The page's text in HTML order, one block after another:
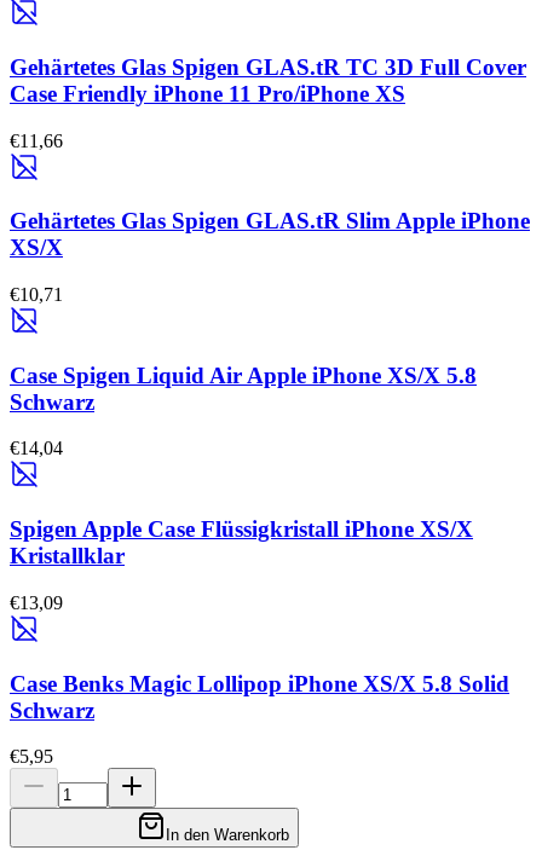
Gehärtetes Glas Spigen GLAS.tR TC 3D Full Cover
Case Friendly iPhone 11 Pro/iPhone XS
€11,66
Gehärtetes Glas Spigen GLAS.tR Slim Apple iPhone
XS/X
€10,71
Case Spigen Liquid Air Apple iPhone XS/X 5.8
Schwarz
€14,04
Spigen Apple Case Flüssigkristall iPhone XS/X
Kristallklar
€13,09
Case Benks Magic Lollipop iPhone XS/X 5.8 Solid
Schwarz
€5,95
In den Warenkorb